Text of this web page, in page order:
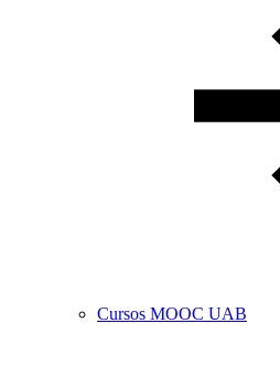
Cursos MOOC UAB